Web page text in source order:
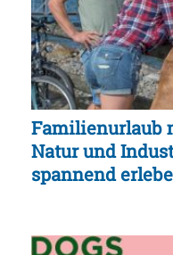
Familienurlaub
Natur und
spannend